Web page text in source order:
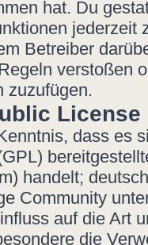
hat. Du
jederzeit
Betreiber
verstoßen
zuzufügen.
License
dass es
handelt;
Community
auf die Art
die